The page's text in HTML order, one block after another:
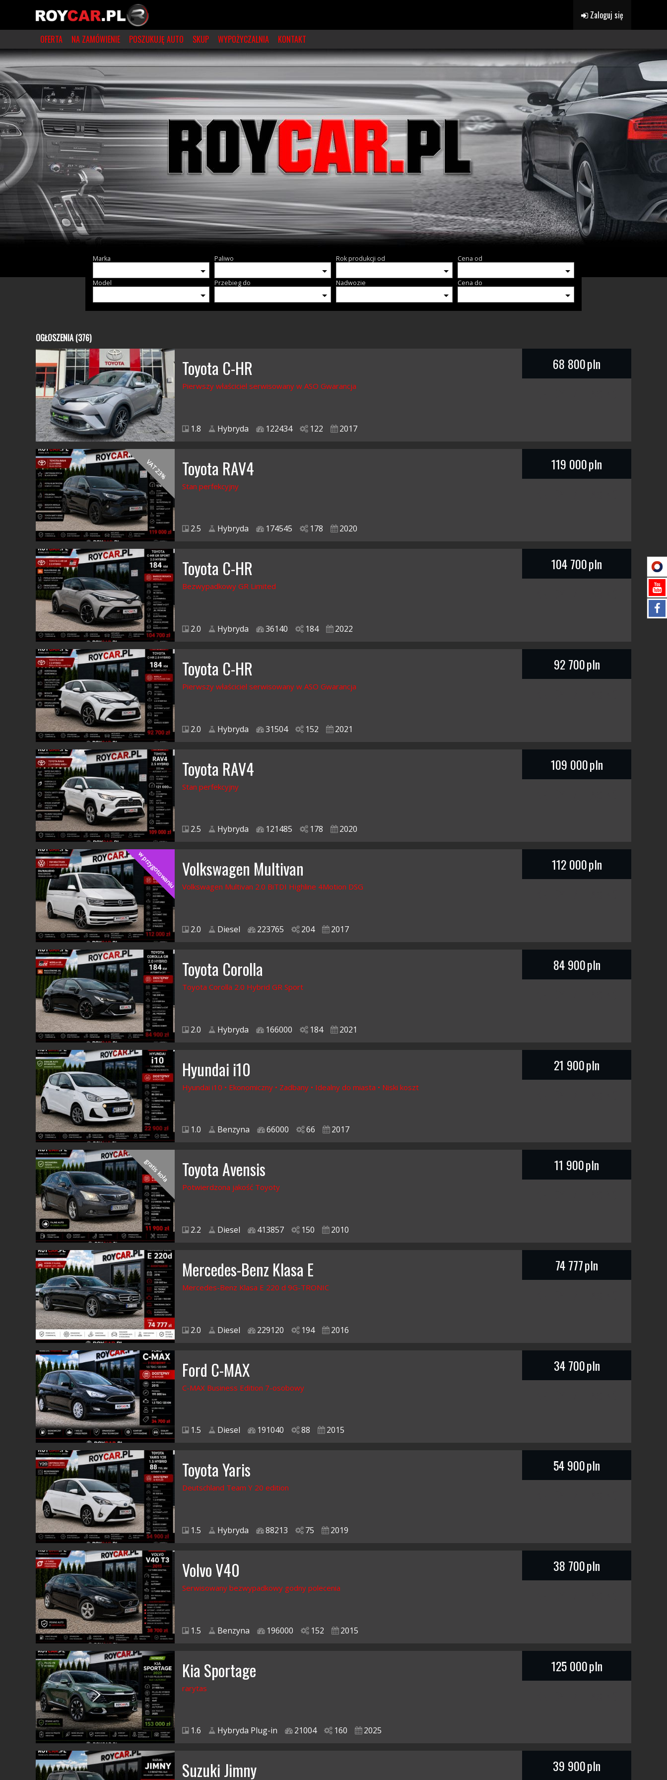
Zaloguj się
OFERTA NA ZAMÓWIENIE POSZUKUJĘ AUTO SKUP WYPOŻYCZALNIA KONTAKT
Marka Paliwo Rok produkcji od Cena od
Model Przebieg do Nadwozie Cena do
OGŁOSZENIA (376)
Toyota C-HR
Pierwszy właściciel serwisowany w ASO Gwarancja
1.8 Hybryda 122434 122 2017
68 800pln
VAT 23% Toyota RAV4
Stan perfekcyjny
2.5 Hybryda 174545 178 2020
119 000pln
Toyota C-HR
Bezwypadkowy GR Limited
2.0 Hybryda 36140 184 2022
104 700pln
Toyota C-HR
Pierwszy właściciel serwisowany w ASO Gwarancja
2.0 Hybryda 31504 152 2021
92 700pln
Toyota RAV4
Stan perfekcyjny
2.5 Hybryda 121485 178 2020
109 000pln
w przygotowaniu Volkswagen Multivan
Volkswagen Multivan 2.0 BiTDI Highline 4Motion DSG
2.0 Diesel 223765 204 2017
112 000pln
Toyota Corolla
Toyota Corolla 2.0 Hybrid GR Sport
2.0 Hybryda 166000 184 2021
84 900pln
Hyundai i10
Hyundai i10 • Ekonomiczny • Zadbany • Idealny do miasta • Niski koszt
1.0 Benzyna 66000 66 2017
21 900pln
gratis koła Toyota Avensis
Potwierdzona jakość Toyoty
2.2 Diesel 413857 150 2010
11 900pln
Mercedes-Benz Klasa E
Mercedes-Benz Klasa E 220 d 9G-TRONIC
2.0 Diesel 229120 194 2016
74 777pln
Ford C-MAX
C-MAX Business Edition 7-osobowy
1.5 Diesel 191040 88 2015
34 700pln
Toyota Yaris
Deutschland Team Y 20 edition
1.5 Hybryda 88213 75 2019
54 900pln
Volvo V40
Serwisowany bezwypadkowy godny polecenia
1.5 Benzyna 196000 152 2015
38 700pln
Kia Sportage
rarytas
1.6 Hybryda Plug-in 21004 160 2025
125 000pln
Suzuki Jimny 39 900pln